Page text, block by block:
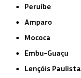
Peruíbe
Amparo
Mococa
Embu-Guaçu
Lençóis Paulista